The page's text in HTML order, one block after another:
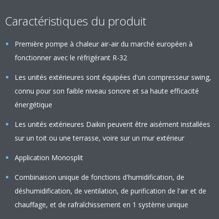
Caractéristiques du produit
Première pompe à chaleur air-air du marché européen à
fonctionner avec le réfrigérant R-32
Les unités extérieures sont équipées d'un compresseur swing,
connu pour son faible niveau sonore et sa haute efficacité
énergétique
Les unités extérieures Daikin peuvent être aisément installées
sur un toit ou une terrasse, voire sur un mur extérieur
Application Monosplit
Combinaison unique de fonctions d'humidification, de
déshumidification, de ventilation, de purification de l'air et de
chauffage, et de rafraîchissement en 1 système unique